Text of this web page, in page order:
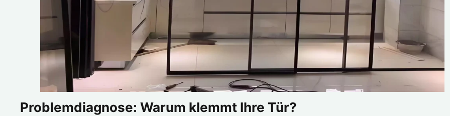
Problemdiagnose: Warum klemmt Ihre Tür?